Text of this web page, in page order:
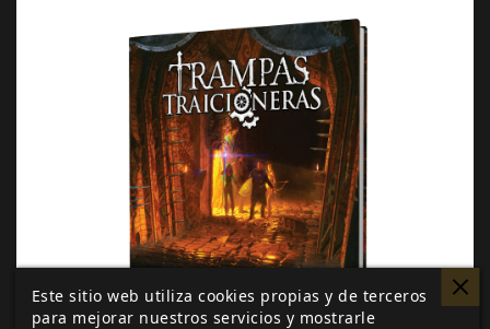
Este sitio web utiliza cookies propias y de terceros
para mejorar nuestros servicios y mostrarle